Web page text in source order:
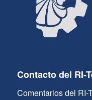
Contacto del RI-
Comentarios del RI-